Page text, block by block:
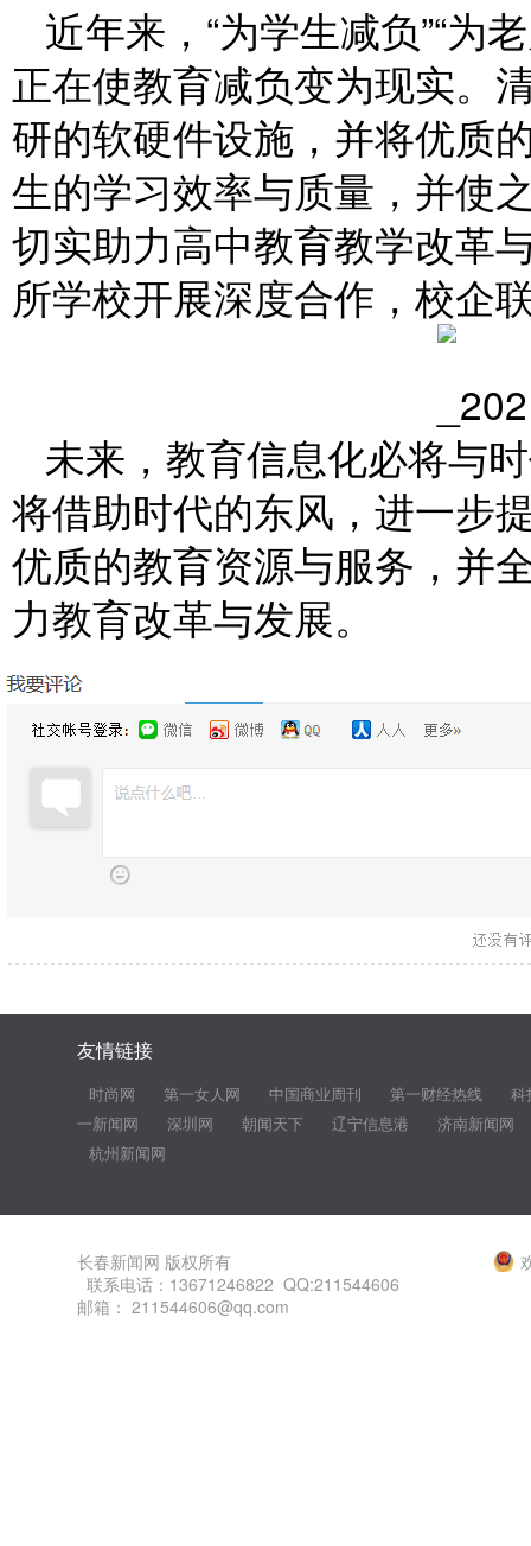
近年来，“为学生减负”“为
正在使教育减负变为现实。
研的软硬件设施，并将优质
生的学习效率与质量，并使
切实助力高中教育教学改革
所学校开展深度合作，校企
未来，教育信息化必将与
将借助时代的东风，进一步
优质的教育资源与服务，并
力教育改革与发展。
友情链接
时尚网 第一女人网 中国商业周刊 第一财经热线
科
一新闻网
深圳网 朝闻天下 辽宁信息港
济南新闻网
杭州新闻网
长春新闻网 版权所有
联系电话：13671246822 QQ:211544606
邮箱： 211544606@qq.com